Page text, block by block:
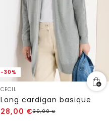
-30%
CECIL
Long cardigan basique
28,00 €39,99€